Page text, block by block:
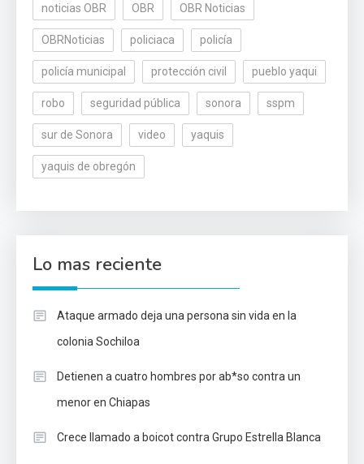
noticias OBR OBR OBR Noticias
OBRNoticias policiaca policía
policía municipal protección civil pueblo yaqui
robo seguridad pública sonora sspm
sur de Sonora video yaquis
yaquis de obregón
Lo mas reciente
Ataque armado deja una persona sin vida en la
colonia Sochiloa
Detienen a cuatro hombres por ab*so contra un
menor en Chiapas
Crece llamado a boicot contra Grupo Estrella Blanca